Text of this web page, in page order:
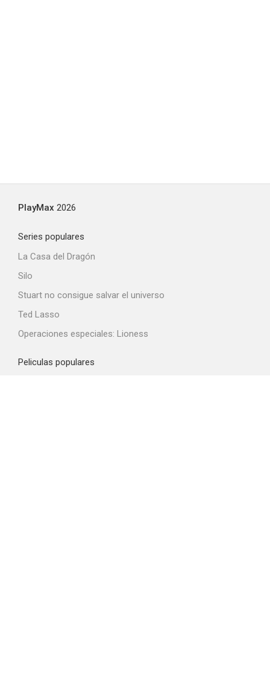
PlayMax 2026
Series populares
La Casa del Dragón
Silo
Stuart no consigue salvar el universo
Ted Lasso
Operaciones especiales: Lioness
Peliculas populares